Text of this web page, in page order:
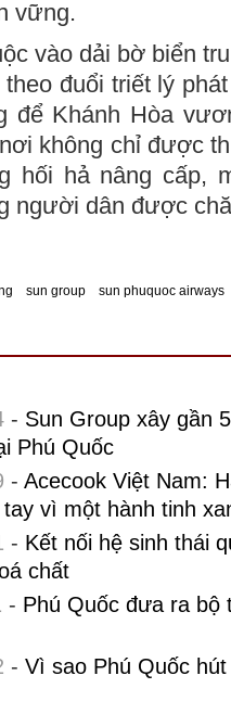
vững.
vào dải bờ biển
đuổi triết lý
để Khánh Hòa
không chỉ được
hối hả nâng cấp,
người dân được
sun group sun phuquoc airways
- Sun Group xây gần
Phú Quốc
- Acecook Việt Nam:
vì một hành tinh
- Kết nối hệ sinh thái
chất
- Phú Quốc đưa ra bộ
- Vì sao Phú Quốc hút